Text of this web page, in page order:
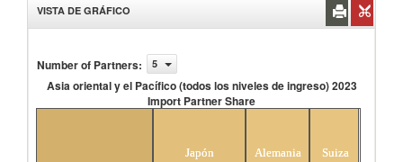
VISTA DE GRÁFICO
Number of Partners: 5
Asia oriental y el Pacífico (todos los niveles de ingreso) 2023
Import Partner Share
Japón Alemania Suiza